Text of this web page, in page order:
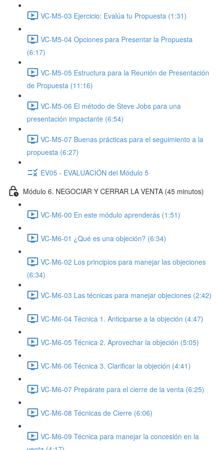
VC-M5-03 Ejercicio: Evalúa tu Propuesta (1:31)
VC-M5-04 Opciones para Presentar la Propuesta
(6:17)
VC-M5-05 Estructura para la Reunión de Presentación
de Propuesta (11:16)
VC-M5-06 El método de Steve Jobs para una
presentación impactante (6:54)
VC-M5-07 Buenas prácticas para el seguimiento a la
propuesta (6:27)
EV05 - EVALUACIÓN del Módulo 5
Módulo 6. NEGOCIAR Y CERRAR LA VENTA (45 minutos)
VC-M6-00 En este módulo aprenderás (1:51)
VC-M6-01 ¿Qué es una objeción? (6:34)
VC-M6-02 Los principios para manejar las objeciones
(6:34)
VC-M6-03 Las técnicas para manejar objeciones (2:42)
VC-M6-04 Técnica 1. Anticiparse a la objeción (4:47)
VC-M6-05 Técnica 2. Aprovechar la objeción (5:05)
VC-M6-06 Técnica 3. Clarificar la objeción (4:41)
VC-M6-07 Prepárate para el cierre de la venta (6:25)
VC-M6-08 Técnicas de Cierre (6:06)
VC-M6-09 Técnica para manejar la concesión en la